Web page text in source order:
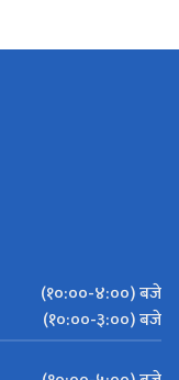
(१०:००-४:००) बजे
(१०:००-३:००) बजे